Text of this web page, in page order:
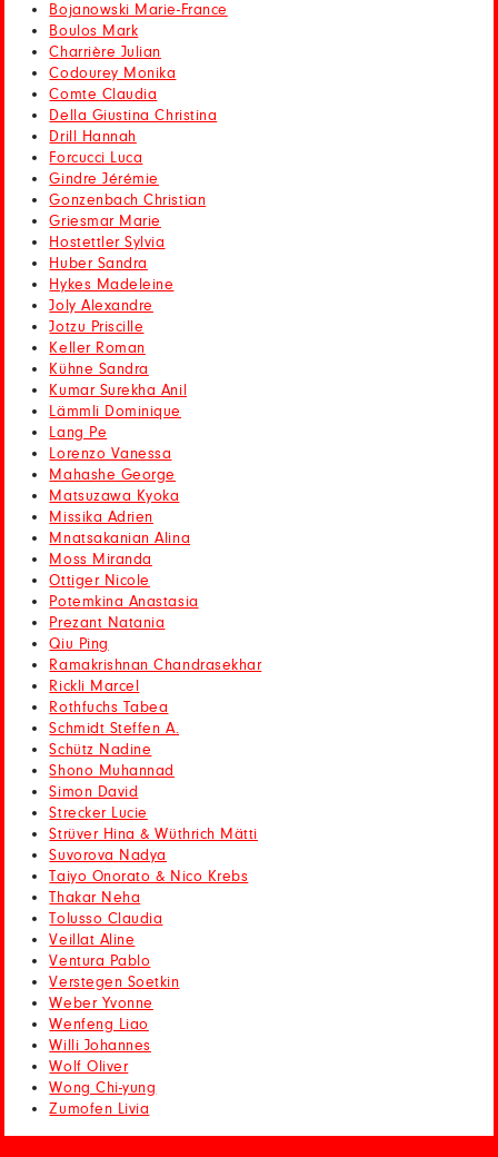
Bojanowski Marie-France
Boulos Mark
Charrière Julian
Codourey Monika
Comte Claudia
Della Giustina Christina
Drill Hannah
Forcucci Luca
Gindre Jérémie
Gonzenbach Christian
Griesmar Marie
Hostettler Sylvia
Huber Sandra
Hykes Madeleine
Joly Alexandre
Jotzu Priscille
Keller Roman
Kühne Sandra
Kumar Surekha Anil
Lämmli Dominique
Lang Pe
Lorenzo Vanessa
Mahashe George
Matsuzawa Kyoka
Missika Adrien
Mnatsakanian Alina
Moss Miranda
Ottiger Nicole
Potemkina Anastasia
Prezant Natania
Qiu Ping
Ramakrishnan Chandrasekhar
Rickli Marcel
Rothfuchs Tabea
Schmidt Steffen A.
Schütz Nadine
Shono Muhannad
Simon David
Strecker Lucie
Strüver Hina & Wüthrich Mätti
Suvorova Nadya
Taiyo Onorato & Nico Krebs
Thakar Neha
Tolusso Claudia
Veillat Aline
Ventura Pablo
Verstegen Soetkin
Weber Yvonne
Wenfeng Liao
Willi Johannes
Wolf Oliver
Wong Chi-yung
Zumofen Livia